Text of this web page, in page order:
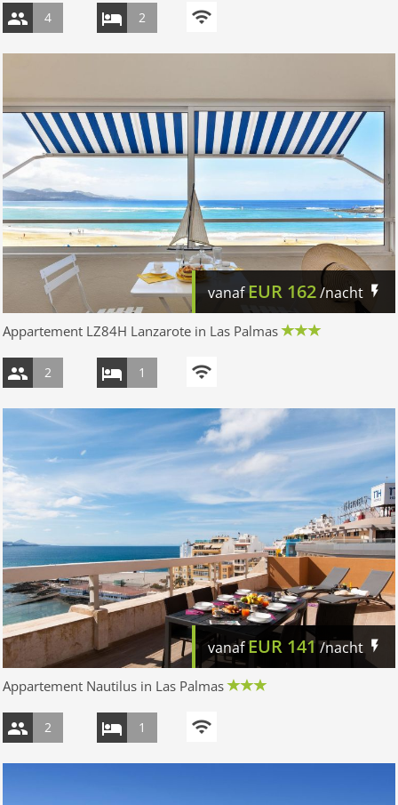
4 2
vanafEUR 162/nacht
Appartement LZ84H Lanzarote in Las Palmas
2 1
vanafEUR 141/nacht
Appartement Nautilus in Las Palmas
2 1